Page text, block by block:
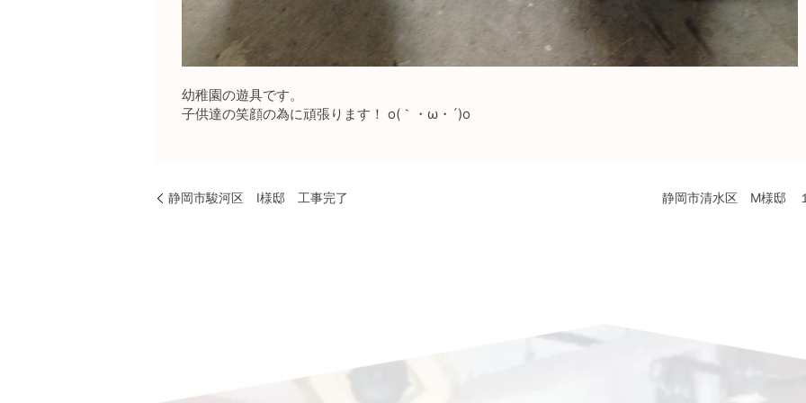
幼稚園の遊具です。
子供達の笑顔の為に頑張ります！ o(｀・ω・´)o
静岡市駿河区 I様邸 工事完了 静岡市清水区 M様邸